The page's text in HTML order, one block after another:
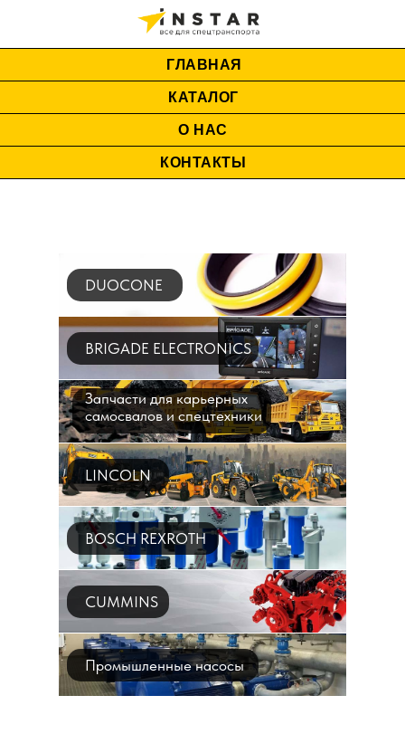
ГЛАВНАЯ
КАТАЛОГ
О НАС
КОНТАКТЫ
DUOCONE
BRIGADE ELECTRONICS
Запчасти для карьерных
самосвалов и спецтехники
LINCOLN
BOSCH REXROTH
CUMMINS
Промышленные насосы